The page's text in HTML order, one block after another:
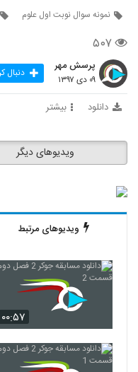
نمونه سوال نوبت اول علوم
۵۰۷
پرسش مهر
۰۹ دی ۱۳۹۷ دنبال
دانلود بیشتر
ویدیوهای دیگر
ویدیوهای مرتبط
۰۰:۵۷